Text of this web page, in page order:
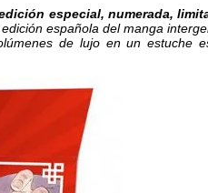
dición especial, numerada,
española del manga
de lujo en un estuche